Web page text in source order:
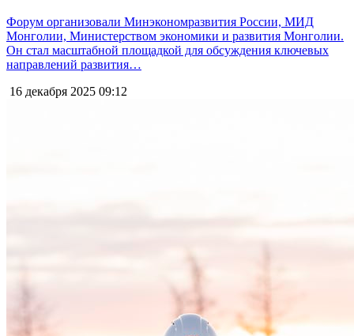
Форум организовали Минэкономразвития России, МИД
Монголии, Министерством экономики и развития Монголии.
Он стал масштабной площадкой для обсуждения ключевых
направлений развития…
16 декабря 2025 09:12